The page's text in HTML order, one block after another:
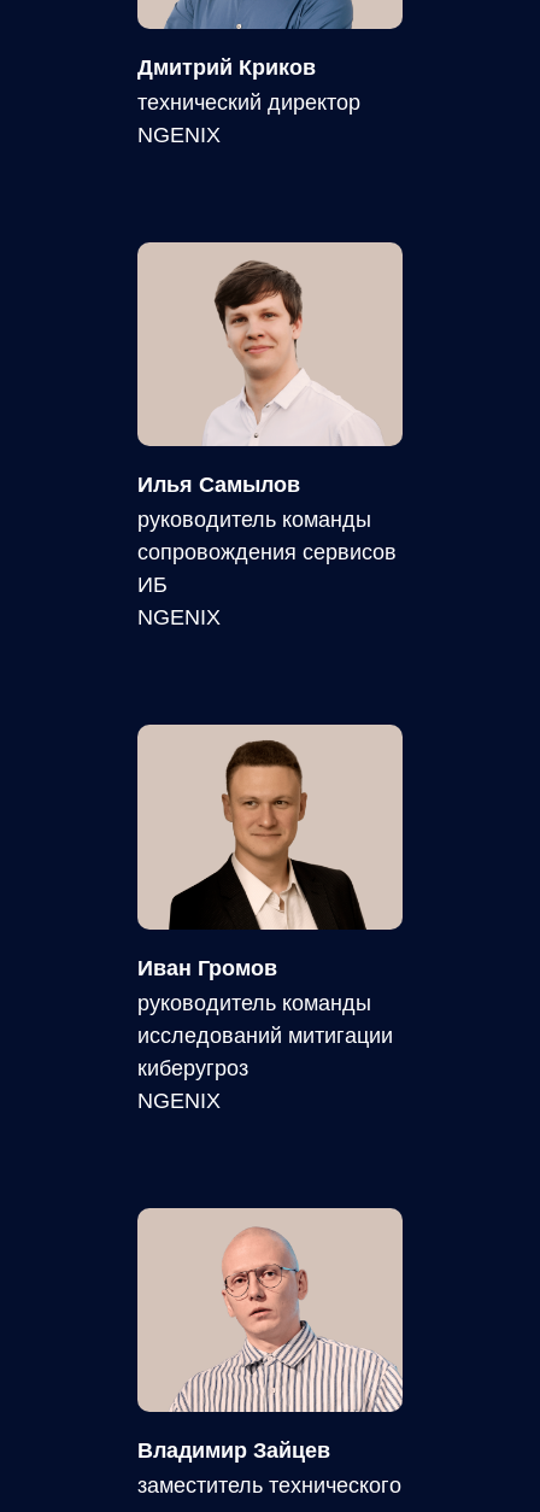
Дмитрий Криков
технический директор
NGENIX
Илья Самылов
руководитель команды
сопровождения сервисов
ИБ
NGENIX
Иван Громов
руководитель команды
исследований митигации
киберугроз
NGENIX
Владимир Зайцев
заместитель технического